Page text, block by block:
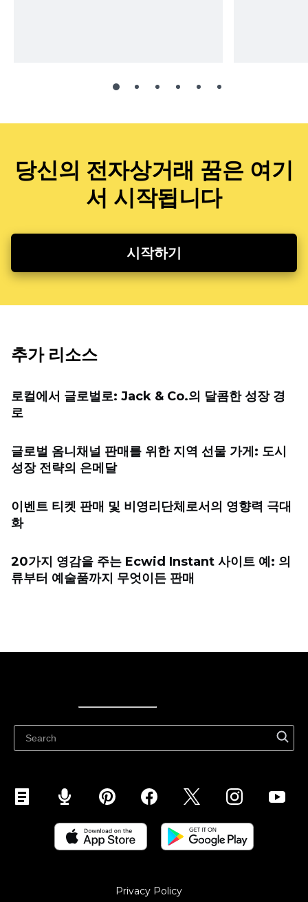
당신의 전자상거래 꿈은 여기
서 시작됩니다
시작하기
추가 리소스
로컬에서 글로벌로: Jack & Co.의 달콤한 성장 경
로
글로벌 옴니채널 판매를 위한 지역 선물 가게: 도시
성장 전략의 은메달
이벤트 티켓 판매 및 비영리단체로서의 영향력 극대
화
20가지 영감을 주는 Ecwid Instant 사이트 예: 의
류부터 예술품까지 무엇이든 판매
Privacy Policy